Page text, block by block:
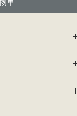
車
說明。這也是一個很好
處以及您的客戶如何從
怎麼辦。制定簡單的退